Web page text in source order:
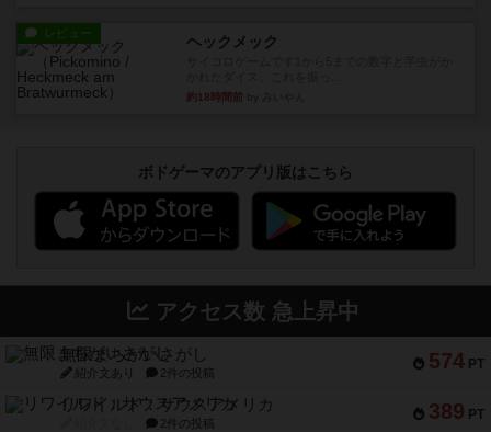
レビュー ヘックメック
約18時間前
ボドゲーマのアプリ版はこちら
アクセス数 急上昇中
574 PT
無限まちがいさがし
紹介文あり 2件の投稿
389 PT
リワイルド：サウスアメリカ
2件の投稿